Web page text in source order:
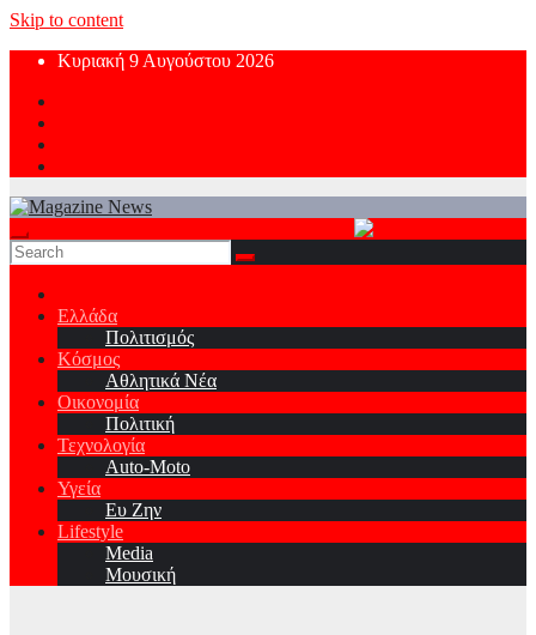
Skip to content
Κυριακή 9 Αυγούστου 2026
Ελλάδα
Πολιτισμός
Κόσμος
Αθλητικά Νέα
Οικονομία
Πολιτική
Τεχνολογία
Auto-Moto
Υγεία
Ευ Ζην
Lifestyle
Media
Μουσική